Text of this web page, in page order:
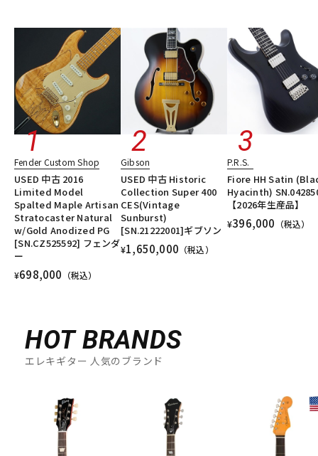
Fender Custom Shop
USED 中古 2016
Limited Model
Spalted Maple Artisan
Stratocaster Natural
w/Gold Anodized PG
[SN.CZ525592] フェンダ
ー
¥698,000 （税込）
Gibson
USED 中古 Historic
Collection Super 400
CES(Vintage
Sunburst)
[SN.21222001]ギブソン
¥1,650,000 （税込）
P.R.S.
Fiore HH Satin
Hyacinth)
【2026年生産品】
¥396,000 （税込）
HOT BRANDS
エレキギター 人気のブランド